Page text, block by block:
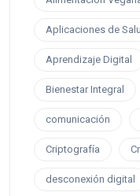
Aplicaciones de
Aprendizaje Digital
Bienestar Integral
comunicación
Criptografía
desconexión digital